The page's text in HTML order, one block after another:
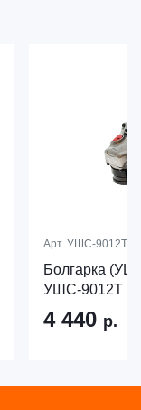
Арт. УШС-9012Т
Болгарка
УШС-9012Т
4 440 р.